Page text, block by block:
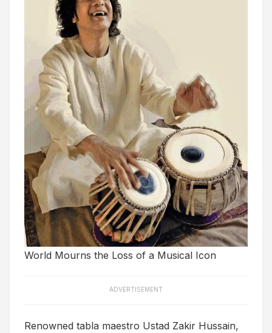
World Mourns the Loss of a Musical Icon
ADVERTISEMENT
Renowned tabla maestro Ustad Zakir Hussain,